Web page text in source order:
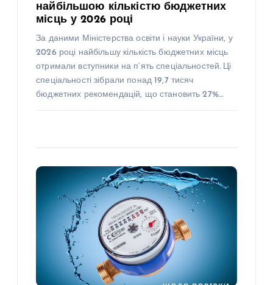
найбільшою кількістю бюджетних
місць у 2026 році
За даними Міністерства освіти і науки України, у
2026 році найбільшу кількість бюджетних місць
отримали вступники на п’ять спеціальностей. Ці
спеціальності зібрали понад 19,7 тисяч
бюджетних рекомендацій, що становить 27%…